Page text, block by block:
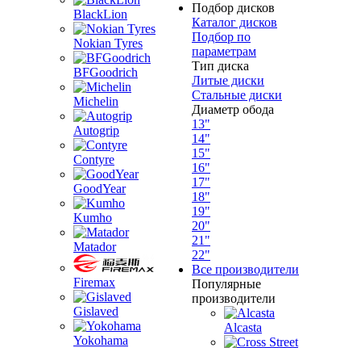
BlackLion
Nokian Tyres
BFGoodrich
Michelin
Autogrip
Contyre
GoodYear
Kumho
Matador
Firemax
Gislaved
Yokohama
Подбор дисков
Каталог дисков
Подбор по
параметрам
Тип диска
Литые диски
Стальные диски
Диаметр обода
13"
14"
15"
16"
17"
18"
19"
20"
21"
22"
Все производители
Популярные
производители
Alcasta